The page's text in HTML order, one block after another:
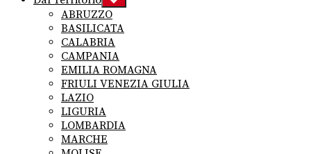
sub
menu
ABRUZZO
BASILICATA
CALABRIA
CAMPANIA
EMILIA ROMAGNA
FRIULI VENEZIA GIULIA
LAZIO
LIGURIA
LOMBARDIA
MARCHE